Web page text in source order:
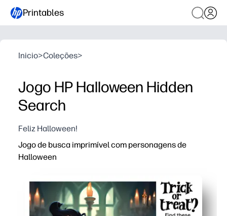
Printables
Inicio>Coleções>
Jogo HP Halloween Hidden
Search
Feliz Halloween!
Jogo de busca imprimível com personagens de
Halloween